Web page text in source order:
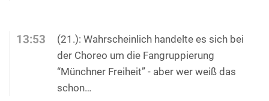
13:53
(21.): Wahrscheinlich handelte es sich bei
der Choreo um die Fangruppierung
“Münchner Freiheit” - aber wer weiß das
schon…